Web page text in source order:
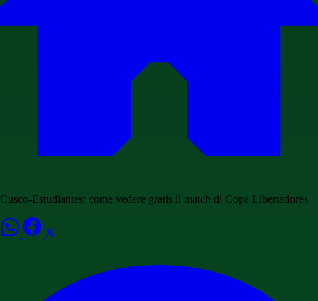
Cusco-Estudiantes: come vedere gratis il match di Copa Libertadores